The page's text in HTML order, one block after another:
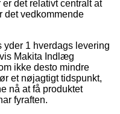
det relativt centralt at
det vedkommende
yder 1 hverdags levering
Makita Indlæg
ikke desto mindre
et nøjagtigt tidspunkt,
nå at få produktet
fyraften.